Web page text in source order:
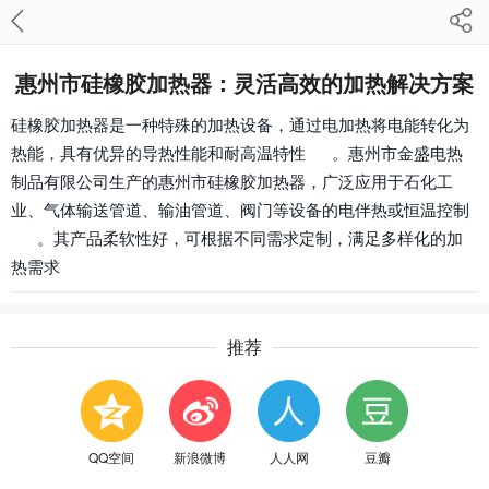
惠州市硅橡胶加热器：灵活高效的加热解决方案
硅橡胶加热器是一种特殊的加热设备，通过电加热将电能转化为
热能，具有优异的导热性能和耐高温特性
。惠州市金盛电热
制品有限公司生产的惠州市硅橡胶加热器，广泛应用于石化工
业、气体输送管道、输油管道、阀门等设备的电伴热或恒温控制
。其产品柔软性好，可根据不同需求定制，满足多样化的加
热需求
推荐
QQ空间 新浪微博 人人网 豆瓣